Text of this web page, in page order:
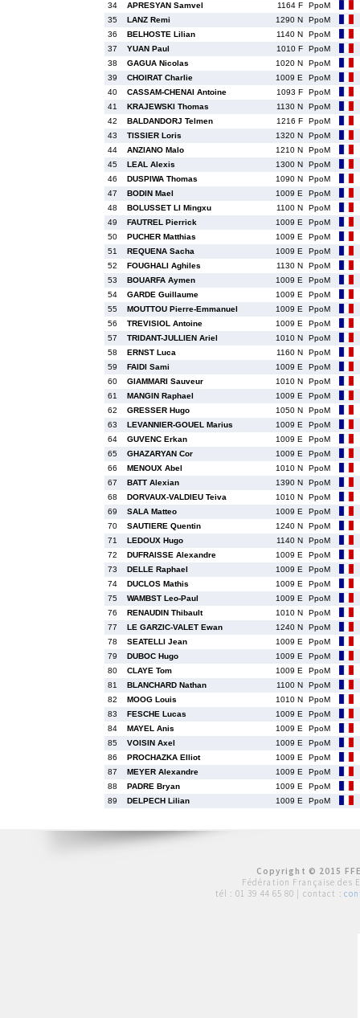
34
APRESYAN Samvel 1164 F
PpoM
35
LANZ Remi 1290 N
PpoM
36
BELHOSTE Lilian 1140 N
PpoM
37
YUAN Paul 1010 F
PpoM
38
GAGUA Nicolas 1020 N
PpoM
39
CHOIRAT Charlie 1009 E
PpoM
40
CASSAM-CHENAI Antoine 1093 F
PpoM
41
KRAJEWSKI Thomas 1130 N
PpoM
42
BALDANDORJ Telmen 1216 F
PpoM
43
TISSIER Loris 1320 N
PpoM
44
ANZIANO Malo 1210 N
PpoM
45
LEAL Alexis 1300 N
PpoM
46
DUSPIWA Thomas 1090 N
PpoM
47
BODIN Mael 1009 E
PpoM
48
BOLUSSET LI Mingxu 1100 N
PpoM
49
FAUTREL Pierrick 1009 E
PpoM
50
PUCHER Matthias 1009 E
PpoM
51
REQUENA Sacha 1009 E
PpoM
52
FOUGHALI Aghiles 1130 N
PpoM
53
BOUARFA Aymen 1009 E
PpoM
54
GARDE Guillaume 1009 E
PpoM
55
MOUTTOU Pierre-Emmanuel 1009 E
PpoM
56
TREVISIOL Antoine 1009 E
PpoM
57
TRIDANT-JULLIEN Ariel 1010 N
PpoM
58
ERNST Luca 1160 N
PpoM
59
FAIDI Sami 1009 E
PpoM
60
GIAMMARI Sauveur 1010 N
PpoM
61
MANGIN Raphael 1009 E
PpoM
62
GRESSER Hugo 1050 N
PpoM
63
LEVANNIER-GOUEL Marius 1009 E
PpoM
64
GUVENC Erkan 1009 E
PpoM
65
GHAZARYAN Cor 1009 E
PpoM
66
MENOUX Abel 1010 N
PpoM
67
BATT Alexian 1390 N
PpoM
68
DORVAUX-VALDIEU Teiva 1010 N
PpoM
69
SALA Matteo 1009 E
PpoM
70
SAUTIERE Quentin 1240 N
PpoM
71
LEDOUX Hugo 1140 N
PpoM
72
DUFRAISSE Alexandre 1009 E
PpoM
73
DELLE Raphael 1009 E
PpoM
74
DUCLOS Mathis 1009 E
PpoM
75
WAMBST Leo-Paul 1009 E
PpoM
76
RENAUDIN Thibault 1010 N
PpoM
77
LE GARZIC-VALET Ewan 1240 N
PpoM
78
SEATELLI Jean 1009 E
PpoM
79
DUBOC Hugo 1009 E
PpoM
80
CLAYE Tom 1009 E
PpoM
81
BLANCHARD Nathan 1100 N
PpoM
82
MOOG Louis 1010 N
PpoM
83
FESCHE Lucas 1009 E
PpoM
84
MAYEL Anis 1009 E
PpoM
85
VOISIN Axel 1009 E
PpoM
86
PROCHAZKA Elliot 1009 E
PpoM
87
MEYER Alexandre 1009 E
PpoM
88
PADRE Bryan 1009 E
PpoM
89
DELPECH Lilian 1009 E PpoM
Copyright © 2015
Fédération Française des
tél : 01 39 44 65 80 | contact :